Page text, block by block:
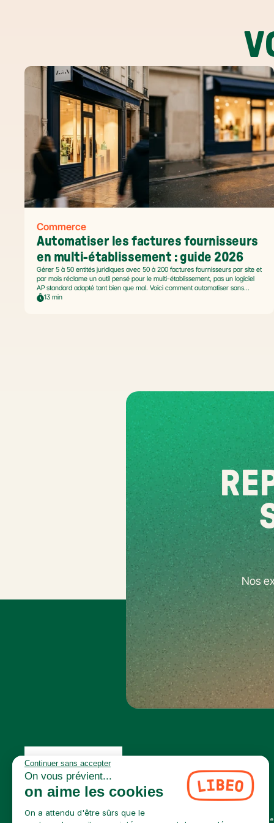
Commerce
Automatiser les factures fournisseurs
en multi-établissement : guide 2026
Gérer 5 à 50 entités juridiques avec 50 à 200 factures fournisseurs par site et
par mois réclame un outil pensé pour le multi-établissement, pas un logiciel
AP standard adapté tant bien que mal. Voici comment automatiser sans
casser la gouvernance locale, capturer le levier BFR et tenir l'échéance de
13 min
Nos
Mentions légales ConfidentialitéConditions générales de services
©LIBEO - Tous droits réservés 2026
Libeo, société par actions simplifiée immatriculée au RCS de Créteil, dont le siège social
Continuer sans accepter
On vous prévient...
on aime les cookies
On a attendu d'être sûrs que le